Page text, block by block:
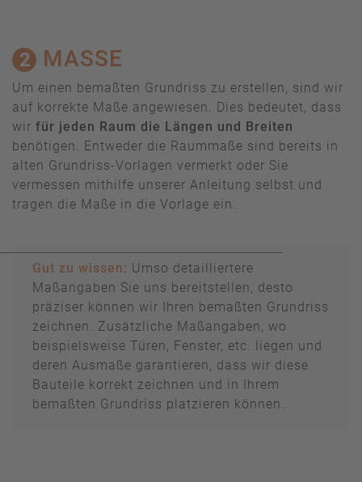
2 MASSE
Um einen bemaßten Grundriss zu erstellen, sind wir
auf korrekte Maße angewiesen. Dies bedeutet, dass
wir für jeden Raum die Längen und Breiten
benötigen. Entweder die Raummaße sind bereits in
alten Grundriss-Vorlagen vermerkt oder Sie
vermessen mithilfe unserer Anleitung selbst und
tragen die Maße in die Vorlage ein.
Gut zu wissen: Umso detailliertere
Maßangaben Sie uns bereitstellen, desto
präziser können wir Ihren bemaßten Grundriss
zeichnen. Zusätzliche Maßangaben, wo
beispielsweise Türen, Fenster, etc. liegen und
deren Ausmaße garantieren, dass wir diese
Bauteile korrekt zeichnen und in Ihrem
bemaßten Grundriss platzieren können.